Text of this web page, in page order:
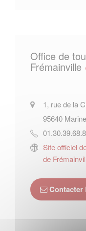
Office de
Frémainville
1, rue de la
95640
Site officiel
de
Contacter